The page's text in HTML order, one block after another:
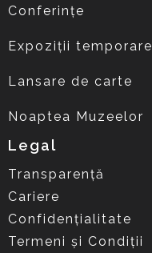
Conferințe
Expoziții temporare
Lansare de carte
Noaptea Muzeelor
Legal
Transparență
Cariere
Confidențialitate
Termeni și Condiții